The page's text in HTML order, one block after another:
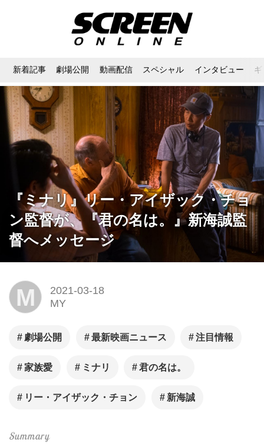
新着記事 劇場公開 動画配信 スペシャル インタビュー
『ミナリ』リー・アイザック・チョ
ン監督が、『君の名は。』新海誠監
督へメッセージ
M
2021-03-18
MY
劇場公開 最新映画ニュース 注目情報
家族愛 ミナリ 君の名は。
リー・アイザック・チョン 新海誠